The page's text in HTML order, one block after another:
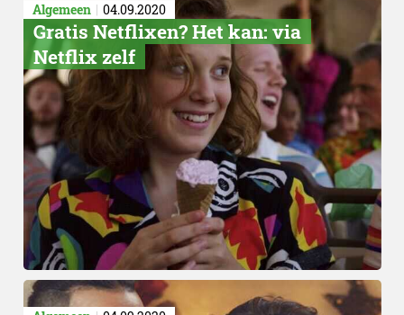
Algemeen 04.09.2020
​Gratis Netflixen? Het kan: via
Netflix zelf